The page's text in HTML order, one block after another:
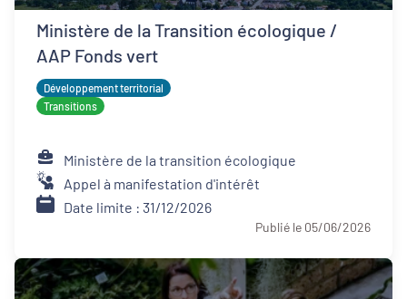
Ministère de la Transition écologique /
AAP Fonds vert
Développement territorial
Transitions
Ministère de la transition écologique
Appel à manifestation d'intérêt
Date limite : 31/12/2026
Publié le 05/06/2026